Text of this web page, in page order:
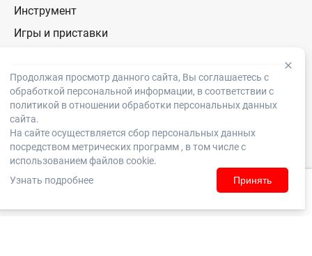
Инструмент
Игры и приставки
Авто
Фото и видеотехника
Хобби и отдых
Личные вещи
Аудиотехника
ТВ и Видео
Товары для детей
Продолжая просмотр данного сайта, Вы соглашаетесь с
обработкой персональной информации, в соответствии с
политикой в отношении обработки персональных данных
сайта.
На сайте осуществляется сбор персональных данных
посредством метрических программ , в том числе с
использованием файлов cookie.
Узнать подробнее
Принять